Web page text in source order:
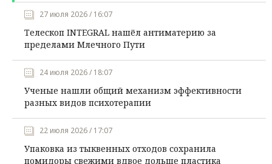
27 июля 2026 / 16:07
Телескоп INTEGRAL нашёл антиматерию за
пределами Млечного Пути
24 июля 2026 / 18:07
Ученые нашли общий механизм эффективности
разных видов психотерапии
22 июля 2026 / 17:07
Упаковка из тыквенных отходов сохранила
помидоры свежими вдвое дольше пластика